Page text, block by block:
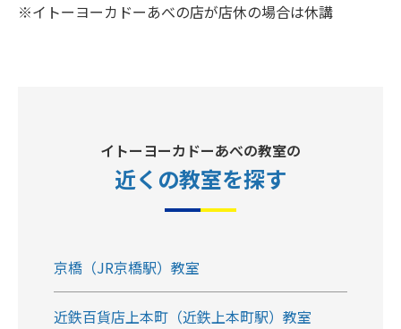
※イトーヨーカドーあべの店が店休の場合は休講
イトーヨーカドーあべの教室の
近くの教室を探す
京橋（JR京橋駅）教室
近鉄百貨店上本町（近鉄上本町駅）教室